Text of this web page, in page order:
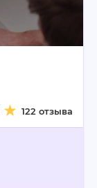
122 отзыва